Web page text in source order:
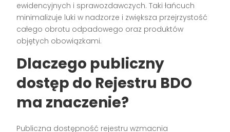
ewidencyjnych i sprawozdawczych. Taki łańcuch
minimalizuje luki w nadzorze i zwiększa przejrzystość
całego obrotu odpadowego oraz produktów
objętych obowiązkami.
Dlaczego publiczny
dostęp do Rejestru BDO
ma znaczenie?
Publiczna dostępność rejestru wzmacnia